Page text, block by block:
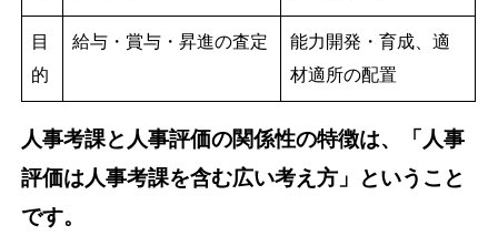
目
的
給与・賞与・昇進の査定
能力開発・育成、適
材適所の配置
人事考課と人事評価の関係性の特徴は、「人事
評価は人事考課を含む広い考え方」ということ
です。